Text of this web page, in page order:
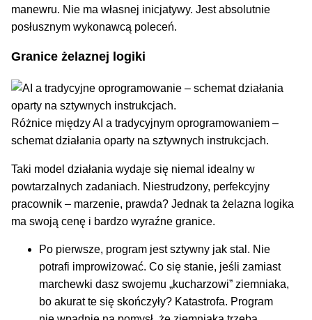
manewru. Nie ma własnej inicjatywy. Jest absolutnie
posłusznym wykonawcą poleceń.
Granice żelaznej logiki
Różnice między AI a tradycyjnym oprogramowaniem –
schemat działania oparty na sztywnych instrukcjach.
Taki model działania wydaje się niemal idealny w
powtarzalnych zadaniach. Niestrudzony, perfekcyjny
pracownik – marzenie, prawda? Jednak ta żelazna logika
ma swoją cenę i bardzo wyraźne granice.
Po pierwsze, program jest sztywny jak stal. Nie
potrafi improwizować. Co się stanie, jeśli zamiast
marchewki dasz swojemu „kucharzowi” ziemniaka,
bo akurat te się skończyły? Katastrofa. Program